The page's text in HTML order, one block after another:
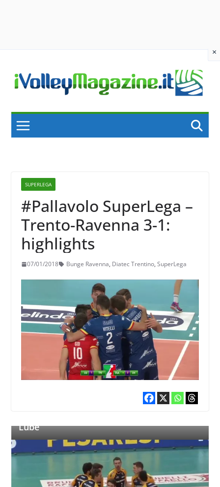
×
content
SUPERLEGA
#Pallavolo SuperLega –
Trento-Ravenna 3-1:
highlights
07/01/2018 Bunge Ravenna, Diatec Trentino, SuperLega
#Pallavolo SuperLega – Trento cresce
Lube